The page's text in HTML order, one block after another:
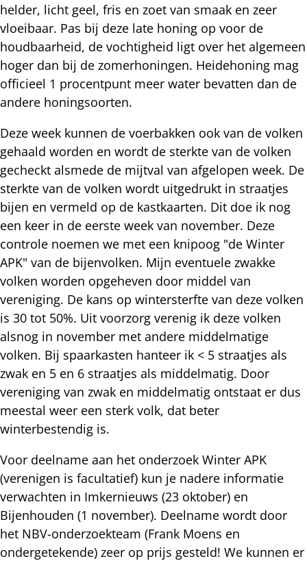
helder, licht geel, fris en zoet van smaak en zeer
vloeibaar. Pas bij deze late honing op voor de
houdbaarheid, de vochtigheid ligt over het algemeen
hoger dan bij de zomerhoningen. Heidehoning mag
officieel 1 procentpunt meer water bevatten dan de
andere honingsoorten.
Deze week kunnen de voerbakken ook van de volken
gehaald worden en wordt de sterkte van de volken
gecheckt alsmede de mijtval van afgelopen week. De
sterkte van de volken wordt uitgedrukt in straatjes
bijen en vermeld op de kastkaarten. Dit doe ik nog
een keer in de eerste week van november. Deze
controle noemen we met een knipoog "de Winter
APK" van de bijenvolken. Mijn eventuele zwakke
volken worden opgeheven door middel van
vereniging. De kans op wintersterfte van deze volken
is 30 tot 50%. Uit voorzorg verenig ik deze volken
alsnog in november met andere middelmatige
volken. Bij spaarkasten hanteer ik < 5 straatjes als
zwak en 5 en 6 straatjes als middelmatig. Door
vereniging van zwak en middelmatig ontstaat er dus
meestal weer een sterk volk, dat beter
winterbestendig is.
Voor deelname aan het onderzoek Winter APK
(verenigen is facultatief) kun je nadere informatie
verwachten in Imkernieuws (23 oktober) en
Bijenhouden (1 november). Deelname wordt door
het NBV-onderzoekteam (Frank Moens en
ondergetekende) zeer op prijs gesteld! We kunnen er